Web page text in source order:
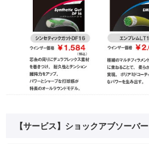
【サービス】ショックアブソーバー